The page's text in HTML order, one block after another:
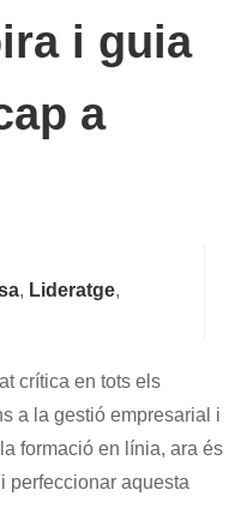
i guia
a
, Lideratge,
crítica en tots els
a la gestió empresarial i
formació en línia, ara és
perfeccionar aquesta